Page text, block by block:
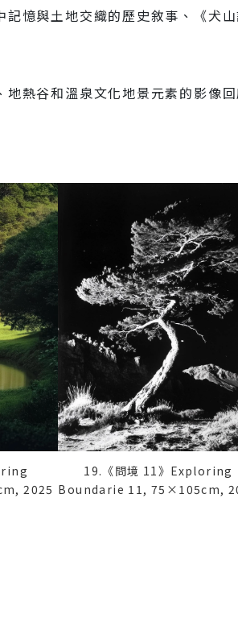
憶與土地交織的歷史敘事、《犬
熱谷和溫泉文化地景元素的影像
2025
19.《問境 11》Exploring
Boundarie 11, 75×105cm,